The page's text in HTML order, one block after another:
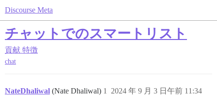
Discourse Meta
チャットでのスマートリスト
貢献 特徴
chat
NateDhaliwal (Nate Dhaliwal) 2024 年 9 月 3 日午前 11:34
1